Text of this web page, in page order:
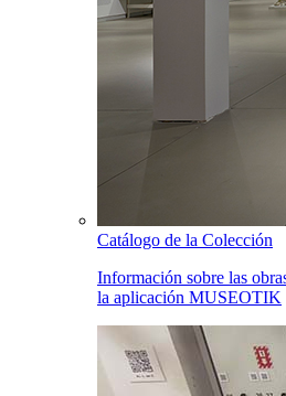
Catálogo de la Colección
Información sobre las
la aplicación MUSEOTIK